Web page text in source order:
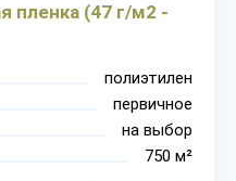
пленка (47 г/м2 -
полиэтилен
первичное
на выбор
750 м²